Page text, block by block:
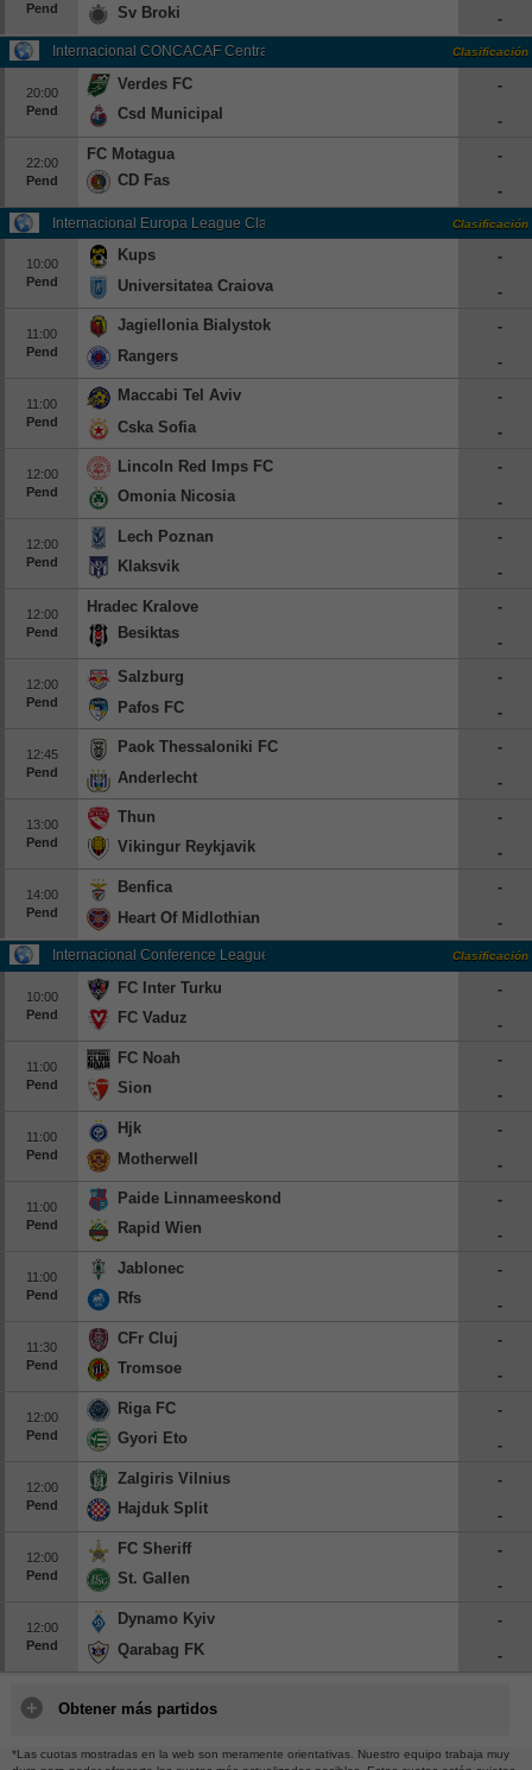
Pend
Sv Broki
-
Internacional CONCACAF Central American Cup Grp. D Clasificación
20:00
Pend
Verdes FC
Csd Municipal
-
-
22:00
Pend
FC Motagua
CD Fas
-
-
Internacional Europa League Clasificación Clasificación
10:00
Pend
Kups
Universitatea Craiova
-
-
11:00
Pend
Jagiellonia Bialystok
Rangers
-
-
11:00
Pend
Maccabi Tel Aviv
Cska Sofia
-
-
12:00
Pend
Lincoln Red Imps FC
Omonia Nicosia
-
-
12:00
Pend
Lech Poznan
Klaksvik
-
-
12:00
Pend
Hradec Kralove
Besiktas
-
-
12:00
Pend
Salzburg
Pafos FC
-
-
12:45
Pend
Paok Thessaloniki FC
Anderlecht
-
-
13:00
Pend
Thun
Vikingur Reykjavik
-
-
14:00
Pend
Benfica
Heart Of Midlothian
-
-
Internacional Conference League Qualification Clasificación
10:00
Pend
FC Inter Turku
FC Vaduz
-
-
11:00
Pend
FC Noah
Sion
-
-
11:00
Pend
Hjk
Motherwell
-
-
11:00
Pend
Paide Linnameeskond
Rapid Wien
-
-
11:00
Pend
Jablonec
Rfs
-
-
11:30
Pend
CFr Cluj
Tromsoe
-
-
12:00
Pend
Riga FC
Gyori Eto
-
-
12:00
Pend
Zalgiris Vilnius
Hajduk Split
-
-
12:00
Pend
FC Sheriff
St. Gallen
-
-
12:00
Pend
Dynamo Kyiv
Qarabag FK
-
-
Obtener más partidos
*Las cuotas mostradas en la web son meramente orientativas. Nuestro equipo trabaja muy